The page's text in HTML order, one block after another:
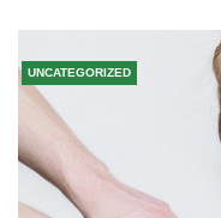
UNCATEGORIZED